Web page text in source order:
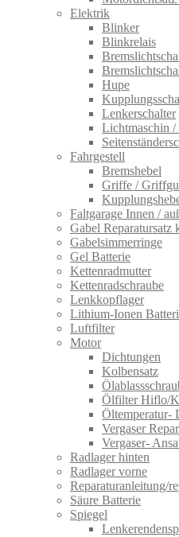
Elektrik
Blinker
Blinkrelais
Hupe
Lenkerschalter
Lichtmaschin /
Fahrgestell
Bremshebel
Griffe /
Faltgarage Innen /
Gabel Reparatursatz
Gabelsimmerringe
Gel Batterie
Kettenradmutter
Kettenradschraube
Lenkkopflager
Lithium-Ionen
Luftfilter
Motor
Dichtungen
Kolbensatz
Ölfilter Hiflo/
Öltemperatur-
Vergaser
Vergaser-
Radlager hinten
Radlager vorne
Reparaturanleitung/
Säure Batterie
Spiegel